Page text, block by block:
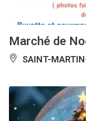
Marché de
SAINT-